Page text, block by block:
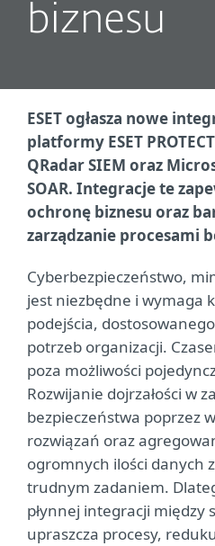
biznesu
ESET ogłasza nowe
platformy ESET
QRadar SIEM oraz
SOAR. Integracje te
ochronę biznesu oraz
zarządzanie procesami
Cyberbezpieczeństwo,
jest niezbędne i wymaga
podejścia,
potrzeb organizacji.
poza możliwości
Rozwijanie dojrzałości w
bezpieczeństwa poprzez
rozwiązań oraz
ogromnych ilości danych
trudnym zadaniem.
płynnej integracji między
upraszcza procesy,